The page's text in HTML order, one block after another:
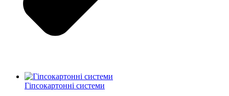
Гіпсокартонні системи